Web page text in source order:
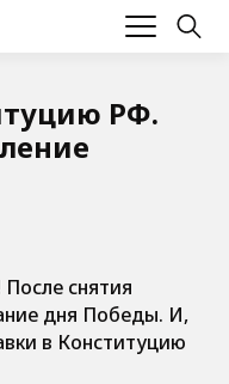
РФ.
снятия
дня Победы. И,
в Конституцию